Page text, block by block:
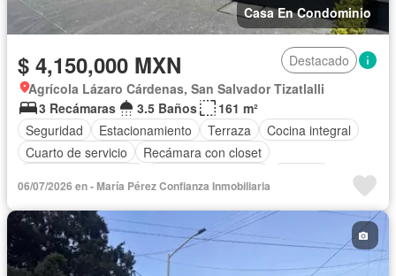
Casa En Condominio
$ 4,150,000 MXN
Destacado
Agrícola Lázaro Cárdenas, San Salvador Tizatlalli
3 Recámaras
3.5 Baños
161 m²
Seguridad
Estacionamiento Terraza
Cocina integral
Cuarto de servicio
Recámara con closet
Internet
Permite mascotas Permite niños Sin amueblar
06/07/2026 en - María Pérez Confianza Inmobiliaria